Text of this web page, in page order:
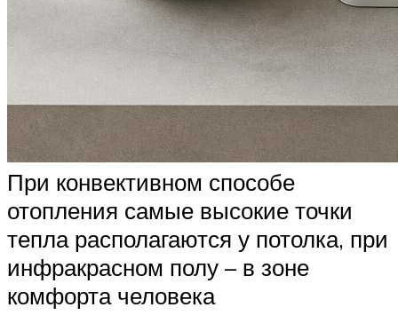
При конвективном способе
отопления самые высокие точки
тепла располагаются у потолка, при
инфракрасном полу – в зоне
комфорта человека